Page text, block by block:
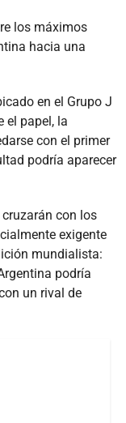
los máximos
hacia una
en el Grupo J
el papel, la
con el primer
podría aparecer
con los
exigente
mundialista:
podría
un rival de